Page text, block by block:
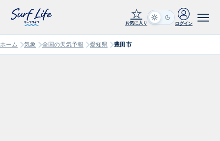
☆
お気に入り ログイン
ホーム 気象 全国の天気予報 愛知県 豊田市